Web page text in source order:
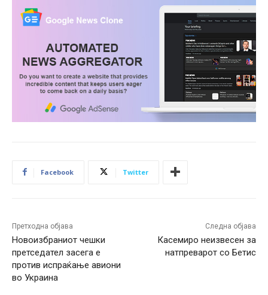
Facebook Twitter
Претходна објава
Новоизбраниот чешки
претседател засега е
против испраќање авиони
во Украина
Следна објава
Касемиро неизвесен за
натпреварот со Бетис